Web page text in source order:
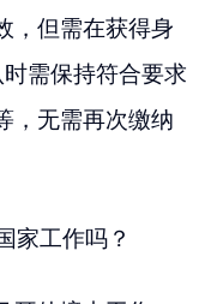
，但需在获得身
需保持符合要求
，无需再次缴纳
家工作吗？